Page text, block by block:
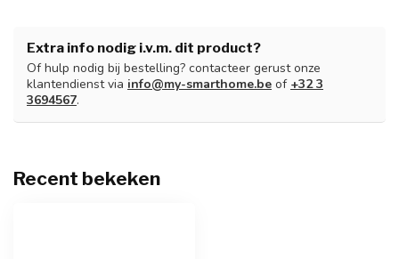
Extra info nodig i.v.m. dit product?
Of hulp nodig bij bestelling? contacteer gerust onze
klantendienst via info@my-smarthome.be of +32 3
3694567.
Recent bekeken